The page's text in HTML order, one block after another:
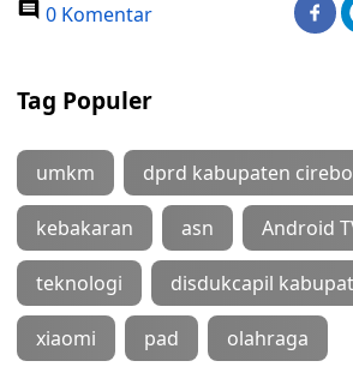
0 Komentar
Tag Populer
umkm dprd kabupaten
kebakaran asn Android
teknologi disdukcapil
xiaomi pad olahraga